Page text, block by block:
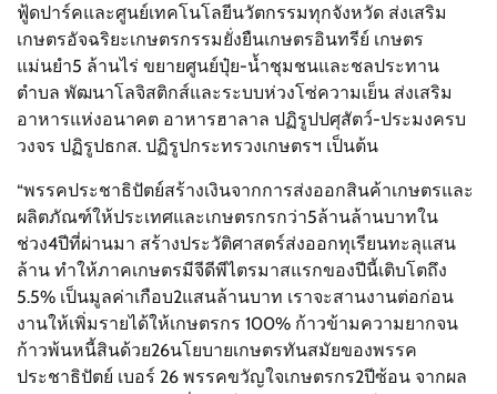
ฟู้ดปาร์คและศูนย์เทคโนโลยีนวัตกรรมทุกจังหวัด ส่งเสริม
เกษตรอัจฉริยะเกษตรกรรมยั่งยืนเกษตรอินทรีย์ เกษตร
แม่นยำ5 ล้านไร่ ขยายศูนย์ปุ๋ย-น้ำชุมชนและชลประทาน
ตำบล พัฒนาโลจิสติกส์และระบบห่วงโซ่ความเย็น ส่งเสริม
อาหารแห่งอนาคต อาหารฮาลาล ปฏิรูปปศุสัตว์-ประมงครบ
วงจร ปฏิรูปธกส. ปฏิรูปกระทรวงเกษตรฯ เป็นต้น
“พรรคประชาธิปัตย์สร้างเงินจากการส่งออกสินค้าเกษตรและ
ผลิตภัณฑ์ให้ประเทศและเกษตรกรกว่า5ล้านล้านบาทใน
ช่วง4ปีที่ผ่านมา สร้างประวัติศาสตร์ส่งออกทุเรียนทะลุแสน
ล้าน ทำให้ภาคเกษตรมีจีดีพีไตรมาสแรกของปีนี้เติบโตถึง
5.5% เป็นมูลค่าเกือบ2แสนล้านบาท เราจะสานงานต่อก่อน
งานให้เพิ่มรายได้ให้เกษตรกร 100% ก้าวข้ามความยากจน
ก้าวพ้นหนี้สินด้วย26นโยบายเกษตรทันสมัยของพรรค
ประชาธิปัตย์ เบอร์ 26 พรรคขวัญใจเกษตรกร2ปีซ้อน จากผล